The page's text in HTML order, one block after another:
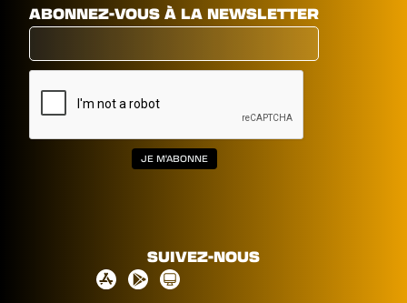
ABONNEZ-VOUS À LA NEWSLETTER
SUIVEZ-NOUS